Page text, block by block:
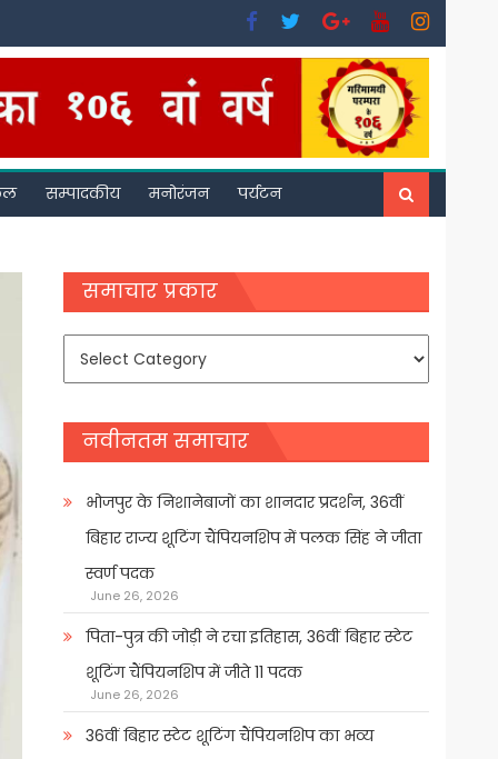
सम्पादकीय मनोरंजन पर्यटन
समाचार प्रकार
समाचार
नवीनतम समाचार
भोजपुर के निशानेबाजों का शानदार प्रदर्शन, 36वीं
बिहार राज्य शूटिंग चैंपियनशिप में पलक सिंह ने जीता
स्वर्ण पदक
June 26, 2026
पिता-पुत्र की जोड़ी ने रचा इतिहास, 36वीं बिहार स्टेट
शूटिंग चैंपियनशिप में जीते 11 पदक
June 26, 2026
36वीं बिहार स्टेट शूटिंग चैंपियनशिप का भव्य